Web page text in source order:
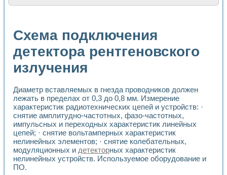
Расчет переноса аэрозоля и выпадения осадка в
Применение NI VISION для геометрического анализа в
Система температурной стабилизации
Управление движением с помощью программно -
Определение параметров всплывающих газовых
Система управления асинхронным тиристорным
Применение средств NATIONAL INSTRUMENTS для
Разработка автоматизированного стенда для
Автоматизированный стенд рентгеновской диагностики
Высокочувствительные оптоэлектронные
Установка для измерения диэлектрических свойств
Исследование кинетики зарождения и развития
Лабораторный электрический импедансный томограф на
Микрозондовая система для характеризации
Схема подключения
детектора рентгеновского
излучения
Диаметр вставляемых в гнезда проводников должен
лежать в пределах от 0,3 до 0,8 мм. Измерение
характеристик радиотехнических цепей и устройств: ·
снятие амплитудно-частотных, фазо-частотных,
импульсных и переходных характеристик линейных
цепей; · снятие вольтамперных характеристик
нелинейных элементов; · снятие колебательных,
модуляционных и детекторных характеристик
нелинейных устройств. Используемое оборудование и
ПО.